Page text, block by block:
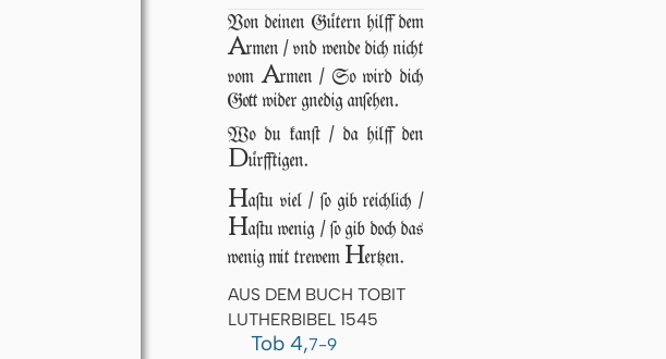
Von deinen Gütern hilff dem
Armen / vnd wende dich nicht
vomArmen / So wird dich
Gott wider gnedig anſehen.
Wo du kanſt / da hilff den
Dürfftigen.
Haſtu viel / ſo gib reichlich /
Haſtu wenig / ſo gib doch das
wenig mit trewem Hertzen.
AUS DEM BUCH TOBIT
LUTHERBIBEL 1545
Tob 4,7-9